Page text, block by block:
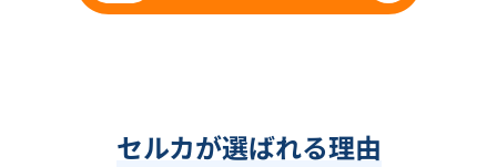
セルカが選ばれる理由